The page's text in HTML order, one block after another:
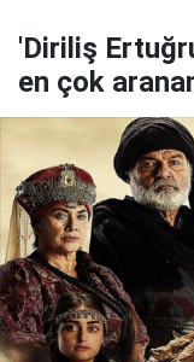
'Diriliş
en çok